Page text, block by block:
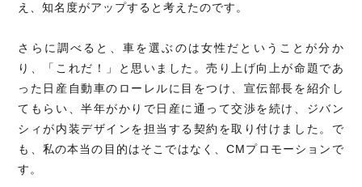
え、知名度がアップすると考えたのです。
さらに調べると、車を選ぶのは女性だということが分か
り、「これだ！」と思いました。売り上げ向上が命題であ
った日産自動車のローレルに目をつけ、宣伝部長を紹介し
てもらい、半年がかりで日産に通って交渉を続け、ジバン
シィが内装デザインを担当する契約を取り付けました。で
も、私の本当の目的はそこではなく、CMプロモーションで
す。